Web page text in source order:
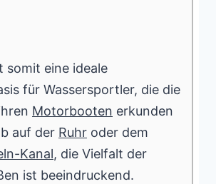
somit eine ideale
für Wassersportler, die die
Motorbooten erkunden
auf der Ruhr oder dem
Kanal, die Vielfalt der
ist beeindruckend.